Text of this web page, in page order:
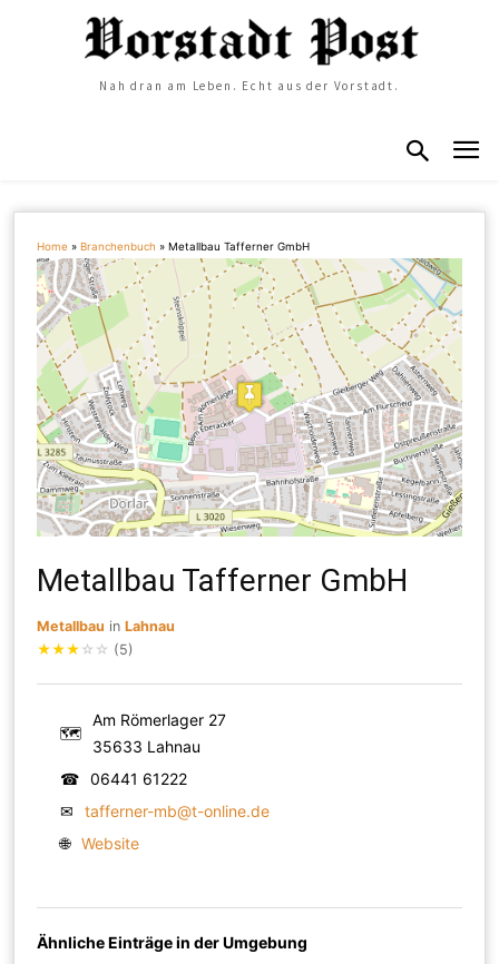
Nah dran am Leben. Echt aus der Vorstadt.
Home »Branchenbuch »Metallbau Tafferner GmbH
Metallbau Tafferner GmbH
Metallbau inLahnau
★★★ ☆ ☆ (5)
🗺
Am Römerlager 27
35633 Lahnau
☎
06441 61222
✉
tafferner-mb@t-online.de
🌐 Website
Ähnliche Einträge in der Umgebung